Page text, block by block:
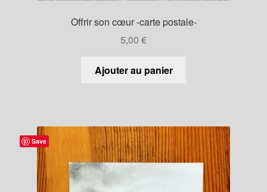
Offrir son cœur -carte postale-
5,00 €
Ajouter au panier
Save